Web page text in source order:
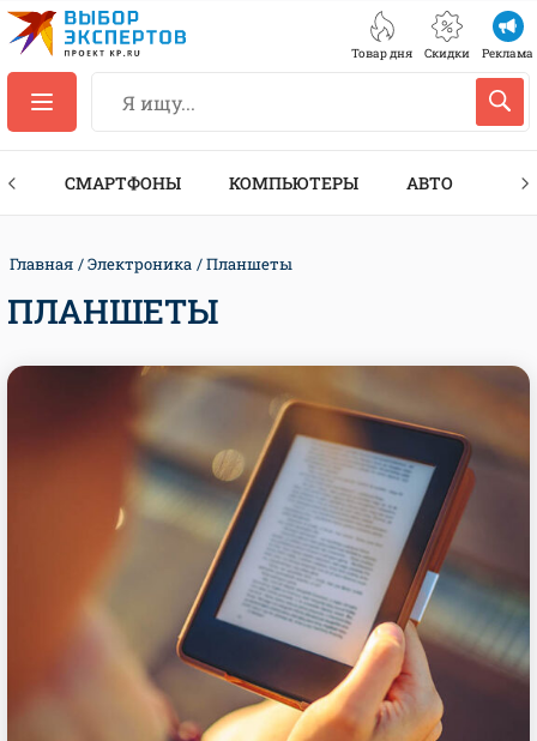
Товар дня Скидки Реклама
СМАРТФОНЫ КОМПЬЮТЕРЫ АВТО
Главная Электроника Планшеты
ПЛАНШЕТЫ